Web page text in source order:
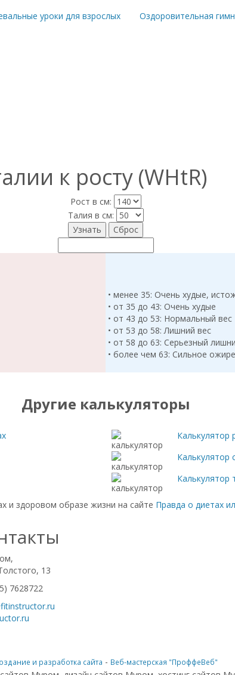
уроки для взрослых
Оздоровительная
к росту (WHtR)
Рост в см:
Талия в см:
• менее 35: Очень худые,
• от 35 до 43: Очень худые
• от 43 до 53: Нормальный вес
• от 53 до 58: Лишний вес
• от 58 до 63: Серьезный
• более чем 63: Сильное
Другие калькуляторы
Калькулятор
Калькулятор
Калькулятор
и здоровом образе жизни на сайте Правда о диетах
13
7628722
и разработка сайта - Веб-мастерская "ПроффеВеб"